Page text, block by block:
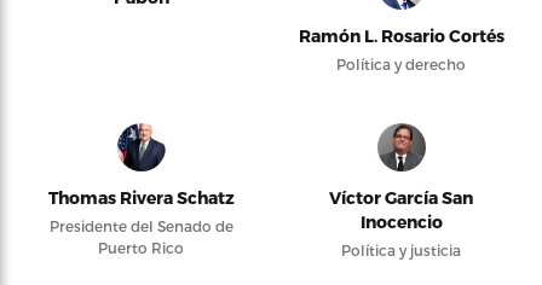
Ramón L. Rosario Cortés
Política y derecho
Thomas Rivera Schatz
Presidente del Senado de
Puerto Rico
Víctor García San
Inocencio
Política y justicia